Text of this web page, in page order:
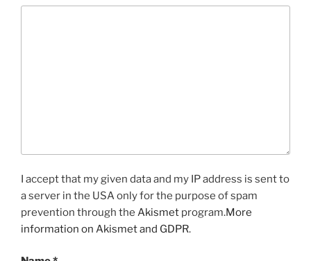
I accept that my given data and my IP address is sent to
a server in the USA only for the purpose of spam
prevention through the Akismet program.More
information on Akismet and GDPR.